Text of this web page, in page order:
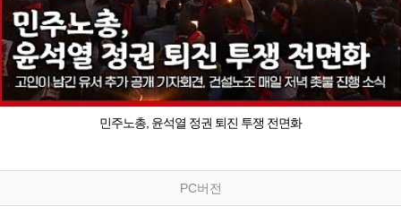
민주노총, 윤석열 정권 퇴진 투쟁 전면화
PC버전